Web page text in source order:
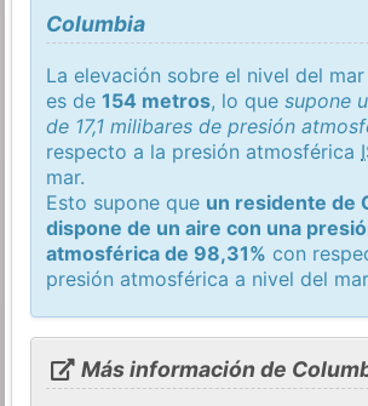
Columbia
La elevación sobre el nivel del
es de154 metros, lo quesupone
de 17,1 milibares de presión
respecto a la presión atmosférica
mar.
Esto supone que un residente de
dispone de un aire con una
atmosférica de 98,31% con
presión atmosférica a nivel del
Más información de